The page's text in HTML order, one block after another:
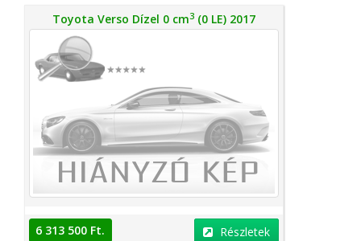
Toyota Verso Dízel 0 cm3 (0 LE) 2017
6 313 500 Ft. Részletek